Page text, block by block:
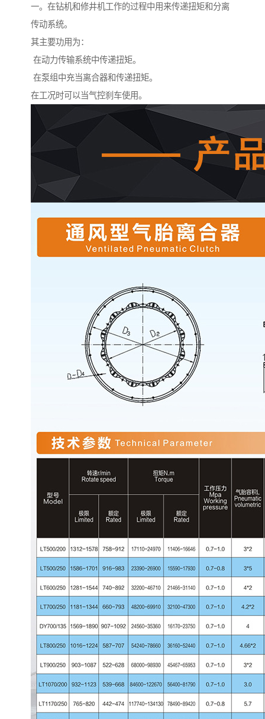
一。在钻机和修井机工作的过程中用来传递扭矩和分离
传动系统。
其主要功用为：
在动力传输系统中传递扭矩。
在泵组中充当离合器和传递扭矩。
在工况时可以当气控刹车使用。